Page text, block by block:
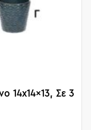
14x14x13, Σε 3